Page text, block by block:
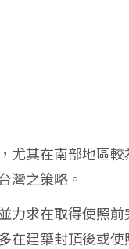
尤其在南部地區較
灣之策略。
力求在取得使照前
在建築封頂後或使